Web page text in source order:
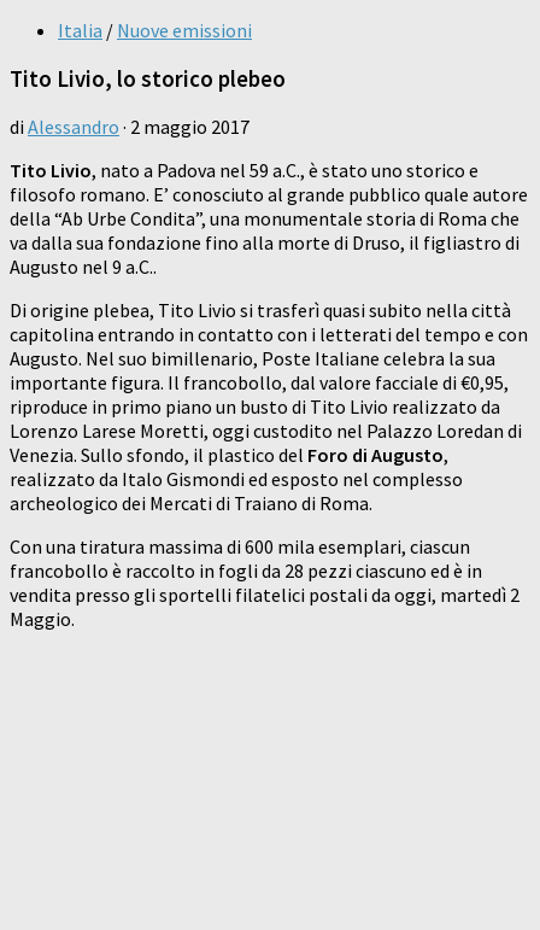
Italia / Nuove emissioni
Tito Livio, lo storico plebeo
di Alessandro · 2 maggio 2017
Tito Livio, nato a Padova nel 59 a.C., è stato uno storico e
filosofo romano. E’ conosciuto al grande pubblico quale autore
della “Ab Urbe Condita”, una monumentale storia di Roma che
va dalla sua fondazione fino alla morte di Druso, il figliastro di
Augusto nel 9 a.C..
Di origine plebea, Tito Livio si trasferì quasi subito nella città
capitolina entrando in contatto con i letterati del tempo e con
Augusto. Nel suo bimillenario, Poste Italiane celebra la sua
importante figura. Il francobollo, dal valore facciale di €0,95,
riproduce in primo piano un busto di Tito Livio realizzato da
Lorenzo Larese Moretti, oggi custodito nel Palazzo Loredan di
Venezia. Sullo sfondo, il plastico del Foro di Augusto,
realizzato da Italo Gismondi ed esposto nel complesso
archeologico dei Mercati di Traiano di Roma.
Con una tiratura massima di 600 mila esemplari, ciascun
francobollo è raccolto in fogli da 28 pezzi ciascuno ed è in
vendita presso gli sportelli filatelici postali da oggi, martedì 2
Maggio.